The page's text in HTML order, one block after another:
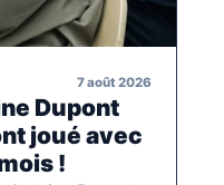
7 août 2026
Dupont
joué avec
!